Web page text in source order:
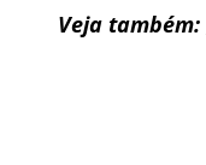
Veja também: